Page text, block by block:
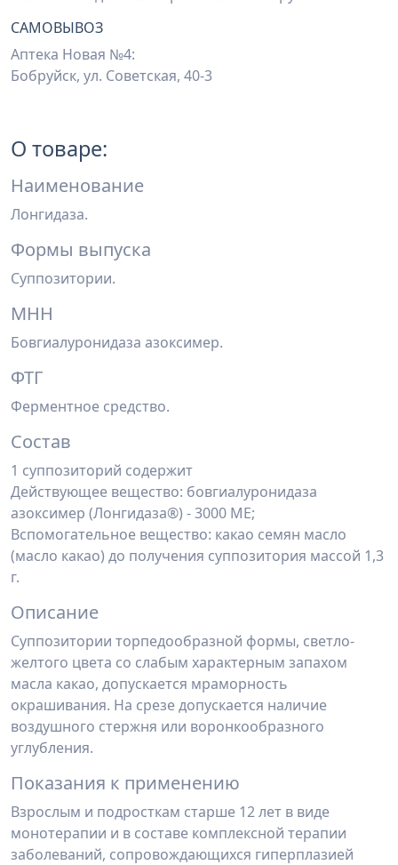
САМОВЫВОЗ
Аптека Новая №4:
Бобруйск, ул. Советская, 40-3
О товаре:
Наименование
Лонгидаза.
Формы выпуска
Суппозитории.
МНН
Бовгиалуронидаза азоксимер.
ФТГ
Ферментное средство.
Состав
1 суппозиторий содержит
Действующее вещество: бовгиалуронидаза
азоксимер (Лонгидаза®) - 3000 ME;
Вспомогательное вещество: какао семян масло
(масло какао) до получения суппо­зитория массой 1,3
г.
Описание
Суппозитории торпедообразной формы, светло-
желтого цвета со слабым характер­ным запахом
масла какао, допускается мраморность
окрашивания. На срезе допускается наличие
воздушного стержня или воронкообразного
углубления.
Показания к применению
Взрослым и подросткам старше 12 лет в виде
монотерапии и в составе комплекс­ной терапии
заболеваний, сопровождающихся гиперплазией